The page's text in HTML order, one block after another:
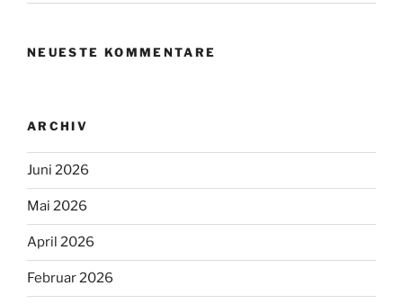
NEUESTE KOMMENTARE
ARCHIV
Juni 2026
Mai 2026
April 2026
Februar 2026